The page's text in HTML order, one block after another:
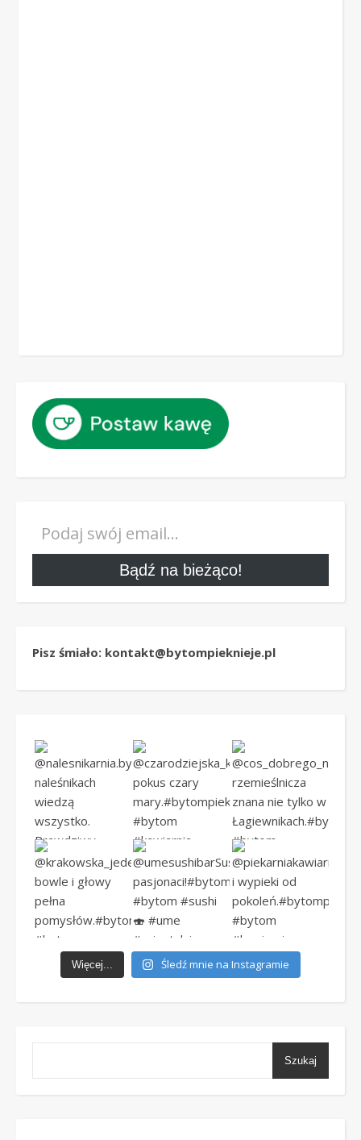
Bądź na bieżąco!
Pisz śmiało: kontakt@bytompieknieje.pl
Więcej... Śledź mnie na Instagramie
Szukaj